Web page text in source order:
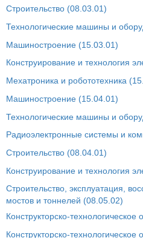
Строительство (08.03.01)
Технологические машины и
Машиностроение (15.03.01)
Конструирование и технология
Мехатроника и робототехника
Машиностроение (15.04.01)
Технологические машины и
Радиоэлектронные системы и
Строительство (08.04.01)
Конструирование и технология
Строительство, эксплуатация,
мостов и тоннелей (08.05.02)
Конструкторско-
Конструкторско-